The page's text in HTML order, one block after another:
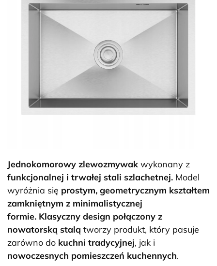
Jednokomorowy zlewozmywak wykonany z
funkcjonalnej i trwałej stali szlachetnej. Model
wyróżnia się prostym, geometrycznym kształtem
zamkniętnym z minimalistycznej
formie. Klasyczny design połączony z
nowatorską stalą tworzy produkt, który pasuje
zarówno do kuchni tradycyjnej, jak i
nowoczesnych pomieszczeń kuchennych.